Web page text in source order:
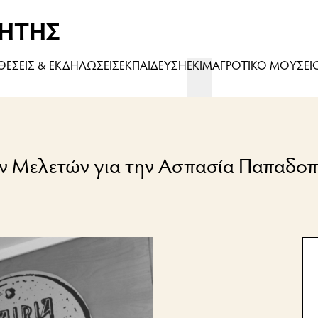
& ΕΚΔΗΛΩΣΕΙΣΕΚΠΑΙΔΕΥΣΗΕΚΙΜΑΓΡΟΤΙΚΟ
Μελετών για την Ασπασία